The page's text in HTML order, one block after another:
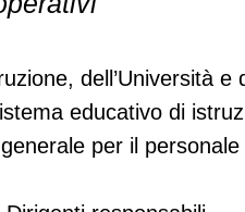
dell’Università e
educativo di
per il